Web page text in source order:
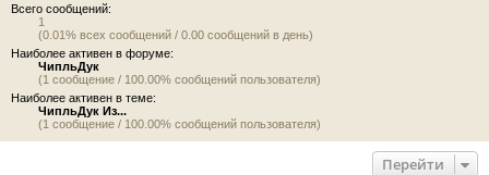
Всего сообщений:
1
(0.01% всех сообщений / 0.00 сообщений в день)
Наиболее активен в форуме:
ЧипльДук
(1 сообщение / 100.00% сообщений пользователя)
Наиболее активен в теме:
ЧипльДук Из...
(1 сообщение / 100.00% сообщений пользователя)
Перейти